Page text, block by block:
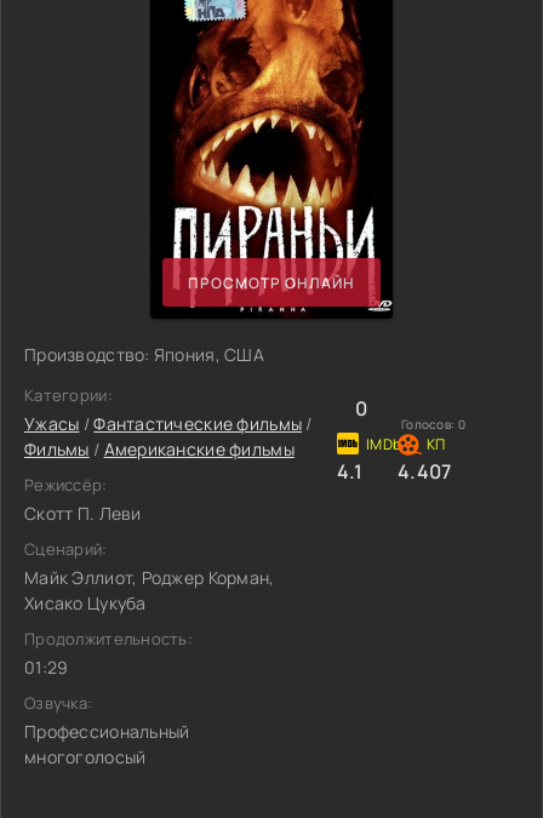
ПРОСМОТР ОНЛАЙН
Производство: Япония, США
Категории:
Ужасы /Фантастические фильмы /
Фильмы / Американские фильмы
Режиссёр:
Скотт П. Леви
Сценарий:
Майк Эллиот, Роджер Корман,
Хисако Цукуба
Продолжительность:
01:29
Озвучка:
Профессиональный
многоголосый
0
Голосов: 0
4.1 4.407